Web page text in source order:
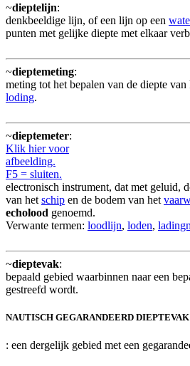
~dieptelijn:
denkbeeldige lijn, of een lijn op een
punten met gelijke diepte met elkaar
~dieptemeting:
meting tot het bepalen van de diepte
loding.
~dieptemeter:
Klik hier voor
afbeelding.
F5 = sluiten.
electronisch instrument, dat met geluid,
van het schip en de bodem van het
echolood genoemd.
Verwante termen: loodlijn, loden,
~dieptevak:
bepaald gebied waarbinnen naar een
gestreefd wordt.
NAUTISCH GEGARANDEERD DIEPTEVAK
: een dergelijk gebied met een